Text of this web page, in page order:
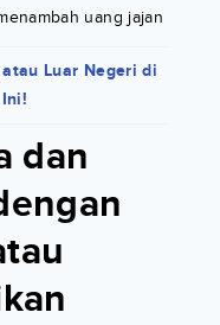
uang jajan
Luar Negeri di
dan